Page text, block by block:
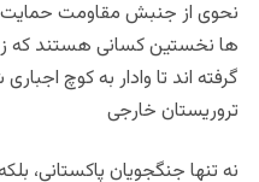
نحوی از جنبش مقاومت حمایت
ها نخستین کسانی هستند که
گرفته اند تا وادار به کوچ
تروریستان خارجی
نه تنها جنگجویان پاکستانی،